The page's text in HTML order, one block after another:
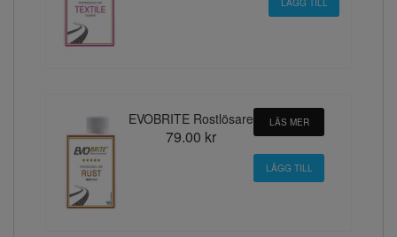
EVOBRITE Rostlösare
79.00 kr
LÄS MER